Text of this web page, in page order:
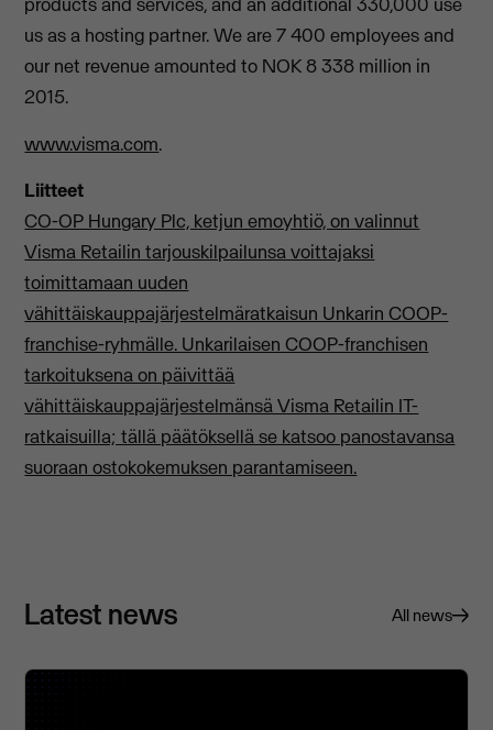
products and services, and an additional 330,000 use
us as a hosting partner. We are 7 400 employees and
our net revenue amounted to NOK 8 338 million in
2015.
www.visma.com.
Liitteet
CO-OP Hungary Plc, ketjun emoyhtiö, on valinnut
Visma Retailin tarjouskilpailunsa voittajaksi
toimittamaan uuden
vähittäiskauppajärjestelmäratkaisun Unkarin COOP-
franchise-ryhmälle. Unkarilaisen COOP-franchisen
tarkoituksena on päivittää
vähittäiskauppajärjestelmänsä Visma Retailin IT-
ratkaisuilla; tällä päätöksellä se katsoo panostavansa
suoraan ostokokemuksen parantamiseen.
Latest news All news